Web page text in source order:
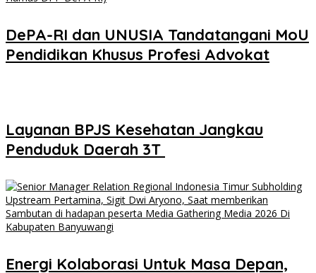
DePA-RI dan UNUSIA Tandatangani MoU
Pendidikan Khusus Profesi Advokat
Layanan BPJS Kesehatan Jangkau
Penduduk Daerah 3T
Energi Kolaborasi Untuk Masa Depan,